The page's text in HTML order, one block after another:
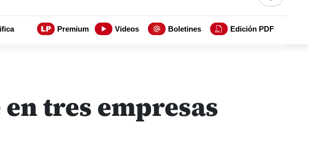
Premium Videos Boletines Edición PDF
tres empresas